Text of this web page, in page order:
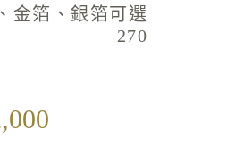
金箔、銀箔可選
270